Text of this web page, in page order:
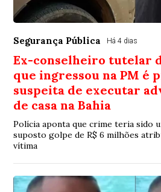
Segurança Pública Há 4 dias
Ex-conselheiro tutelar
que ingressou na PM é
suspeita de executar
de casa na Bahia
Polícia aponta que crime teria sido
suposto golpe de R$ 6 milhões
vítima